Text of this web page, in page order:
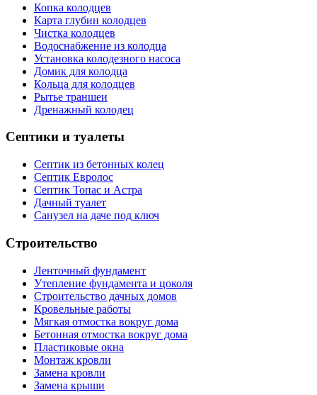
Копка колодцев
Карта глубин колодцев
Чистка колодцев
Водоснабжение из колодца
Установка колодезного насоса
Домик для колодца
Кольца для колодцев
Рытье траншеи
Дренажный колодец
Септики и туалеты
Септик из бетонных колец
Септик Евролос
Септик Топас и Астра
Дачный туалет
Санузел на даче под ключ
Строительство
Ленточный фундамент
Утепление фундамента и цоколя
Строительство дачных домов
Кровельные работы
Мягкая отмостка вокруг дома
Бетонная отмостка вокруг дома
Пластиковые окна
Монтаж кровли
Замена кровли
Замена крыши